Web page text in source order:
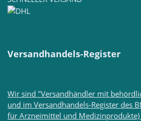
Versandhandels-Register
Wir sind "Versandhändler mit
und im Versandhandels-Register des
für Arzneimittel und